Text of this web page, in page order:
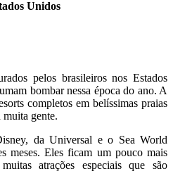
Unidos
pelos brasileiros nos Estados
bombar nessa época do ano. A
completos em belíssimas praias
muita gente.
da Universal e o Sea World
meses. Eles ficam um pouco mais
atrações especiais que são